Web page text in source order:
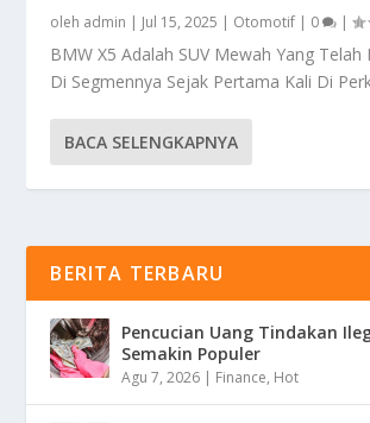
oleh admin | Jul 15, 2025 | Otomotif | 0 |
BMW X5 Adalah SUV Mewah Yang
Di Segmennya Sejak Pertama Kali Di
BACA SELENGKAPNYA
BERITA TERBARU
Pencucian Uang Tindakan
Semakin Populer
Agu 7, 2026 | Finance, Hot